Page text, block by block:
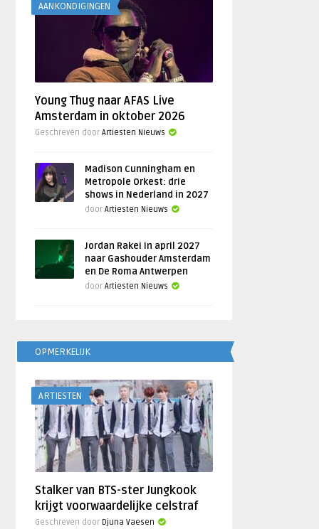
AANKONDIGINGEN
Young Thug naar AFAS Live
Amsterdam in oktober 2026
Geschreven doorArtiesten Nieuws
Madison Cunningham en
Metropole Orkest: drie
shows in Nederland in 2027
doorArtiesten Nieuws
Jordan Rakei in april 2027
naar Gashouder Amsterdam
en De Roma Antwerpen
doorArtiesten Nieuws
OPMERKELIJK
ARTIESTEN
Stalker van BTS-ster Jungkook
krijgt voorwaardelijke celstraf
Geschreven door Djuna Vaesen